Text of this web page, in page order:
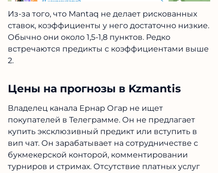
Из-за того, что Mantaq не делает рискованных
ставок, коэффициенты у него достаточно низкие.
Обычно они около 1,5-1,8 пунктов. Редко
встречаются предикты с коэффициентами выше
2.
Цены на прогнозы в Kzmantis
Владелец канала Ернар Огар не ищет
покупателей в Телеграмме. Он не предлагает
купить эксклюзивный предикт или вступить в
вип чат. Он зарабатывает на сотрудничестве с
букмекерской конторой, комментировании
турниров и стримах. Отсутствие платных услуг